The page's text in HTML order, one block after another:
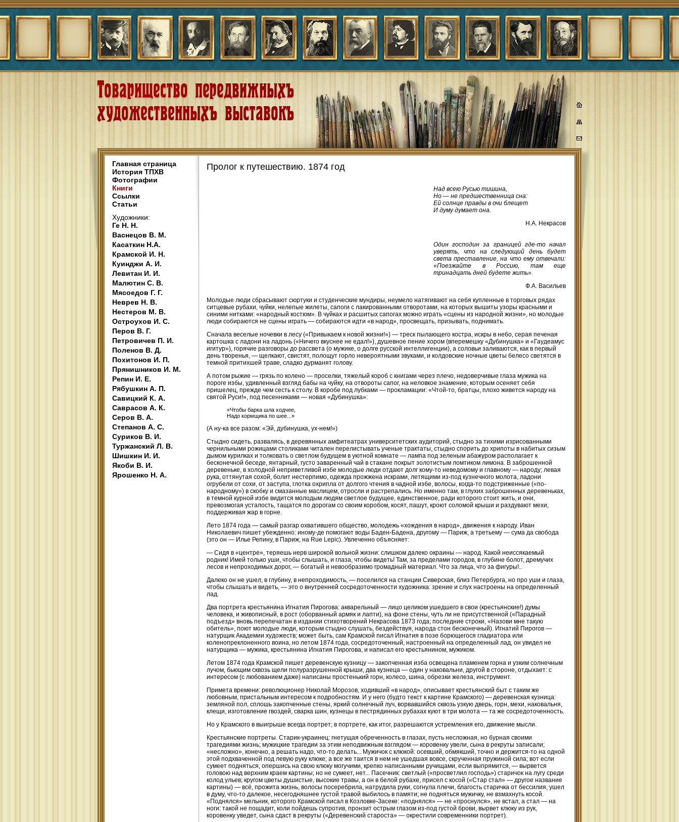
Главная страница
История ТПХВ
Фотографии
Книги
Ссылки
Статьи
Художники:
Ге Н. Н.
Васнецов В. М.
Касаткин Н.А.
Крамской И. Н.
Куинджи А. И.
Левитан И. И.
Малютин С. В.
Мясоедов Г. Г.
Неврев Н. В.
Нестеров М. В.
Остроухов И. С.
Перов В. Г.
Петровичев П. И.
Поленов В. Д.
Похитонов И. П.
Прянишников И. М.
Репин И. Е.
Рябушкин А. П.
Савицкий К. А.
Саврасов А. К.
Серов В. А.
Степанов А. С.
Суриков В. И.
Туржанский Л. В.
Шишкин И. И.
Якоби В. И.
Ярошенко Н. А.
Пролог к путешествию. 1874 год
Над всею Русью тишина,
Но — не предшественница сна:
Ей солнце правды в очи блещет
И думу думает она.
Н.А. Некрасов
Один господин за границей где-то начал
уверять, что на следующий день будет
света преставление, на что ему отвечали:
«Поезжайте в Россию, там еще
тринадцать дней будете жить».
Ф.А. Васильев
Молодые люди сбрасывают сюртуки и студенческие мундиры, неумело натягивают на себя купленные в торговых рядах
ситцевые рубахи, чуйки, нелепые жилеты, сапоги с лакированными отворотами, на которых вышиты узоры красными и
синими нитками: «народный костюм». В чуйках и расшитых сапогах можно играть «сцены из народной жизни», но молодые
люди собираются не сцены играть — собираются идти «в народ», просвещать, призывать, поднимать.
Сначала веселые ночевки в лесу («Привыкаем к новой жизни!») — треск пылающего костра, искры в небо, серая печеная
картошка с ладони на ладонь («Ничего вкуснее не едал!»), душевное пение хором (вперемешку «Дубинушка» и «Гаудеамус
игитур»), горячие разговоры до рассвета (о мужике, о долге русской интеллигенции), а соловьи заливаются, как в первый
день творенья, — щелкают, свистят, полощут горло невероятными звуками, и колдовские ночные цветы белесо светятся в
темной притихшей траве, сладко дурманят голову.
А потом рыжие — грязь по колено — проселки, тяжелый короб с книгами через плечо, недоверчивые глаза мужика на
пороге избы, удивленный взгляд бабы на чуйку, на отвороты сапог, на неловкое знамение, которым осеняет себя
пришелец, прежде чем сесть к столу. В коробе под лубками — прокламации: «Чтой-то, братцы, плохо живется народу на
святой Руси!», под песенниками — новая «Дубинушка»:
«Чтобы барка шла ходчее,
Надо кормщика по шее...»
(А ну-ка все разом: «Эй, дубинушка, ух-нем!»)
Стыдно сидеть, развалясь, в деревянных амфитеатрах университетских аудиторий, стыдно за тихими изрисованными
чернильными рожицами столиками читален перелистывать ученые трактаты, стыдно спорить до хрипоты в набитых сизым
дымом курилках и толковать о светлом будущем в уютной комнате — лампа под зеленым абажуром располагает к
бесконечной беседе, янтарный, густо заваренный чай в стакане покрыт золотистым ломтиком лимона. В заброшенной
деревеньке, в холодной неприветливой избе молодые люди отдают долг кому-то неведомому и главному — народу; левая
рука, оттянутая сохой, болит нестерпимо, одежда прожжена искрами, летящими из-под кузнечного молота, ладони
огрубели от сохи, от заступа, глотка охрипла от долгого чтения в чадной избе, волосы, когда-то подстриженные («по-
народному») в скобку и смазанные маслицем, отросли и растрепались. Но именно там, в глухих заброшенных деревеньках,
в темной курной избе видится молодым людям светлое будущее, единственное, ради которого стоит жить, и они,
превозмогая усталость, тащатся по дорогам со своим коробом, косят, пашут, кроют соломой крыши и раздувают мехи,
поддерживая жар в горне.
Лето 1874 года — самый разгар охватившего общество, молодежь «хождения в народ», движения к народу. Иван
Николаевич пишет убежденно: иному-де помогают воды Баден-Бадена, другому — Париж, а третьему — сума да свобода
(это он — Илье Репину, в Париж, на Rue Lepic). Увлеченно объясняет:
— Сидя в «центре», теряешь нерв широкой вольной жизни: слишком далеко окраины — народ. Какой неиссякаемый
родник! Имей только уши, чтобы слышать, и глаза, чтобы видеть! Там, за пределами городов, в глубине болот, дремучих
лесов и непроходимых дорог, — богатый и невообразимо громадный материал. Что за лица, что за фигуры!..
Далеко он не ушел, в глубину, в непроходимость, — поселился на станции Сиверская, близ Петербурга, но про уши и глаза,
чтобы слышать и видеть, — это о внутренней сосредоточенности художника: зрение и слух настроены на определенный
лад.
Два портрета крестьянина Игнатия Пирогова: акварельный — лицо целиком ушедшего в свои (крестьянские!) думы
человека, и живописный, в рост (оборванный армяк и лапти), на фоне стены, чуть ли не присутственной («Парадный
подъезд» вновь перепечатан в издании стихотворений Некрасова 1873 года; последние строки, «Назови мне такую
обитель», поют молодые люди, которым стыдно слушать, бездействуя, народа стон бесконечный). Игнатий Пирогов —
натурщик Академии художеств; может быть, сам Крамской писал Игнатия в позе борющегося гладиатора или
коленопреклоненного воина, но летом 1874 года, сосредоточенный, настроенный на определенный лад, он увидел не
натурщика — мужика, крестьянина Игнатия Пирогова, и написал его крестьянином, мужиком.
Летом 1874 года Крамской пишет деревенскую кузницу — закопченная изба освещена пламенем горна и узким солнечным
лучом, бьющим сквозь щели полуразрушенной крыши, два кузнеца — один у наковальни, другой в стороне, отдыхает: с
интересом (с любованием даже) написаны простенький горн, колесо, шина, обрезки железа, инструмент.
Примета времени: революционер Николай Морозов, ходивший «в народ», описывает крестьянский быт с таким же
любовным, пристальным интересом к подробностям. И у него (будто текст к картине Крамского) — деревенская кузница:
земляной пол, сплошь закопченные стены, яркий солнечный луч, ворвавшийся сквозь узкую дверь, горн, мехи, наковальня,
клещи, изготовление гвоздей, сварка шин, кузнецы в пестрядинных рубахах куют в три молота — та же сосредоточенность.
Но у Крамского в выигрыше всегда портрет; в портрете, как итог, разрешаются устремления его, движение мысли.
Крестьянские портреты. Старик-украинец: гнетущая обреченность в глазах, пусть несложная, но бурная своими
трагедиями жизнь; мужицкие трагедии за этим неподвижным взглядом — коровенку увели, сына в рекруты записали;
«несложно», конечно, а решать надо, что-то делать... Мужичок с клюкой: осевший, обмякший, точно и держится-то на одной
этой подхваченной под левую руку клюке; а все же таится в нем не ушедшая вовсе, скрученная пружиной сила; вот если
сумеет подняться, опершись на свою клюку могучими, крепко написанными ручищами, если выпрямится, — вырвется
головою над верхним краем картины; но не сумеет, нет... Пасечник: светлый («просветлил господь») старичок на лугу среди
колод ульев; кругом цветы душистые, высокие травы, а он в белой рубахе, присел с косой («Стар стал» — другое название
картины) — всё, прожита жизнь, волосы посеребрила, натрудила руки, согнула плечи, благость старичка от бессилия, ушел
в думу, что-то далекое, несегодняшнее густой травой выбилось в памяти; не подняться мужичку, не взмахнуть косой.
«Поднялся» мельник, которого Крамской писал в Козловке-Засеке: «поднялся» — не «проснулся», не встал, а стал — на
ноги: такой не пощадит, коли пойдешь супротив, пронзит острым глазом из-под густой брови, вырвет клюку из рук,
коровенку уведет, сына сдаст в рекруты («Деревенский староста» — окрестили современники портрет).